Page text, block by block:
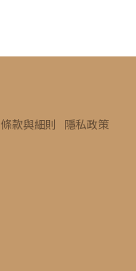
條款與細則 隱私政策